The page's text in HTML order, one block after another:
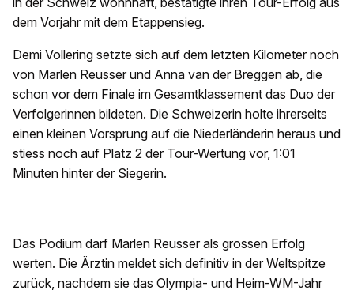
dem Vorjahr mit dem Etappensieg.
Demi Vollering setzte sich auf dem letzten Kilometer noch
von Marlen Reusser und Anna van der Breggen ab, die
schon vor dem Finale im Gesamtklassement das Duo der
Verfolgerinnen bildeten. Die Schweizerin holte ihrerseits
einen kleinen Vorsprung auf die Niederländerin heraus und
stiess noch auf Platz 2 der Tour-Wertung vor, 1:01
Minuten hinter der Siegerin.
Das Podium darf Marlen Reusser als grossen Erfolg
werten. Die Ärztin meldet sich definitiv in der Weltspitze
zurück, nachdem sie das Olympia- und Heim-WM-Jahr